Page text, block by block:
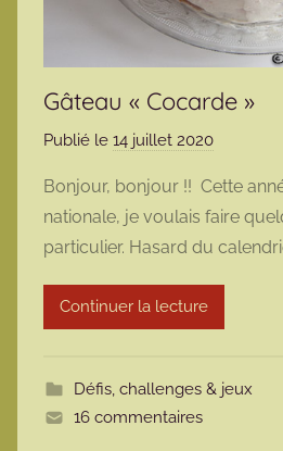
Gâteau « Cocarde »
Publié le 14 juillet 2020
r
m
a
r
t
Bonjour, bonjour !! Cette
nationale, je voulais faire
particulier. Hasard du
Continuer la lecture
Défis, challenges & jeux
16 commentaires